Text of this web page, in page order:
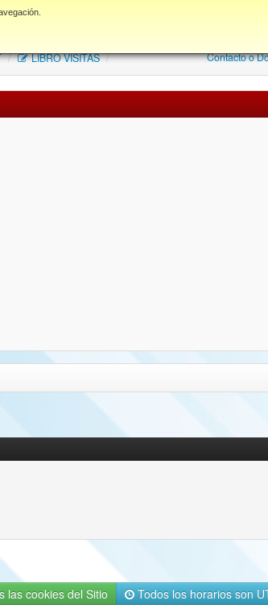
/ LIBRO VISITAS / Contacto o
las cookies del Sitio Todos los horarios son